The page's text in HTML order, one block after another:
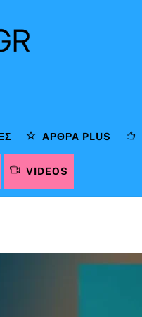
ΆΡΘΡΑ PLUS
VIDEOS